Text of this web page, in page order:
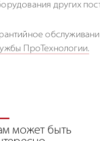
других
ПроТехнологии.
может быть